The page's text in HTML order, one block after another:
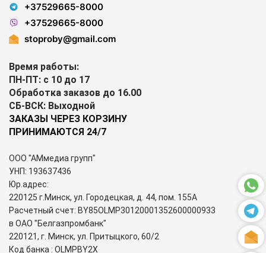
+37529665-8000
+37529665-8000
stoproby@gmail.com
Время работы:
ПН-ПТ: с 10 до 17
Обработка заказов до 16.00
СБ-ВСК: Выходной
ЗАКАЗЫ ЧЕРЕЗ КОРЗИНУ
ПРИНИМАЮТСЯ 24/7
ООО "АМмедиа групп"
УНП: 193637436
Юр.адрес:
220125 г.Минск, ул. Городецкая, д. 44, пом. 155А
Расчетный счет: BY85OLMP30120001352600000933
в ОАО "Белгазпромбанк"
220121, г. Минск, ул. Притыцкого, 60/2
Код банка : OLMPBY2X